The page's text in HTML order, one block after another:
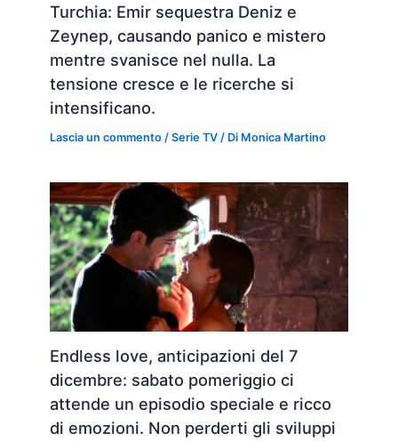
Turchia: Emir sequestra Deniz e
Zeynep, causando panico e mistero
mentre svanisce nel nulla. La
tensione cresce e le ricerche si
intensificano.
Lascia un commento /Serie TV / Di Monica Martino
Endless love, anticipazioni del 7
dicembre: sabato pomeriggio ci
attende un episodio speciale e ricco
di emozioni. Non perderti gli sviluppi